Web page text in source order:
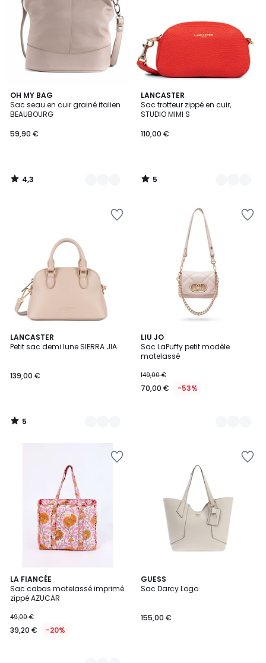
OH MY BAG
Sac seau en cuir grainé italien
BEAUBOURG
59,90 €
4,3
/ 5
21
Couleurs
4,3
/
LANCASTER
Sac trotteur zippé en cuir,
STUDIO MIMI S
110,00 €
5
/
5
12
Couleurs
5
/
LANCASTER
Petit sac demi lune SIERRA JIA
139,00 €
5
/
13
Couleurs
5
/
LIU JO
Sac LaPuffy petit modèle
matelassé
149,00 €
70,00 € -53%
7
Couleurs
LA FIANCÉE
Sac cabas matelassé imprimé
zippé AZUCAR
49,00 €
39,20 € -20%
3
Couleurs
GUESS
Sac Darcy Logo
155,00 €